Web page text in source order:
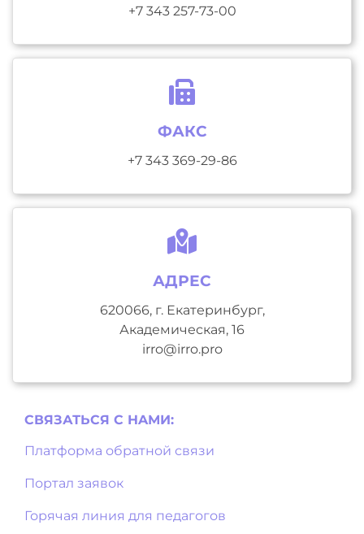
+7 343 257-73-00
ФАКС
+7 343 369-29-86
АДРЕС
620066, г. Екатеринбург,
Академическая, 16
irro@irro.pro
СВЯЗАТЬСЯ С НAМИ:
Платформа обратной связи
Портал заявок
Горячая линия для педагогов